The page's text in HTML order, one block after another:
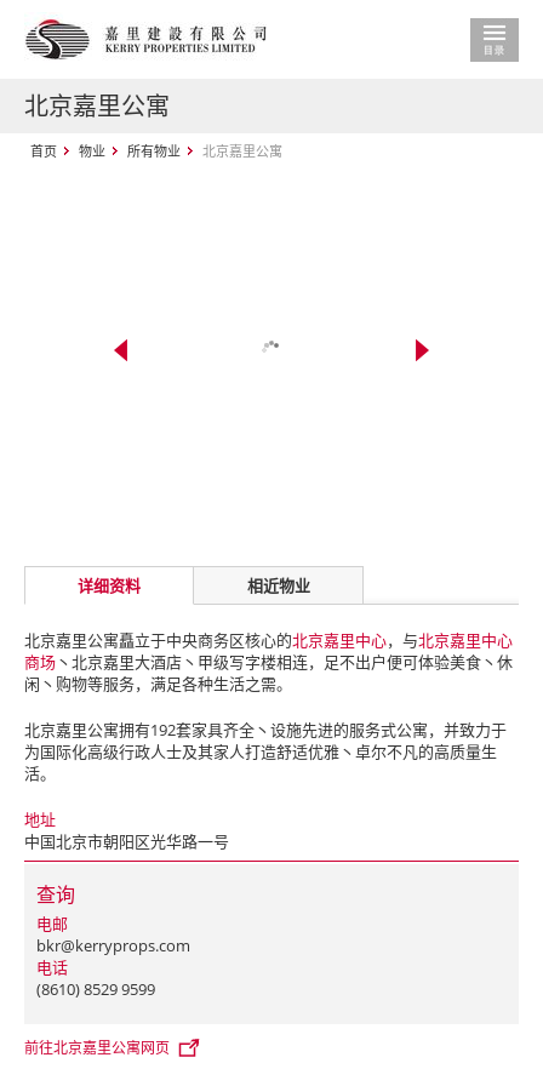
北京嘉里公寓
首页 物业 所有物业 北京嘉里公寓
详细资料 相近物业
北京嘉里公寓矗立于中央商务区核心的北京嘉里中心，与北京嘉里中心
商场丶北京嘉里大酒店丶甲级写字楼相连，足不出户便可体验美食丶休
闲丶购物等服务，满足各种生活之需。
北京嘉里公寓拥有192套家具齐全丶设施先进的服务式公寓，并致力于
为国际化高级行政人士及其家人打造舒适优雅丶卓尔不凡的高质量生
活。
地址
中国北京市朝阳区光华路一号
查询
电邮
bkr@kerryprops.com
电话
(8610) 8529 9599
前往北京嘉里公寓网页